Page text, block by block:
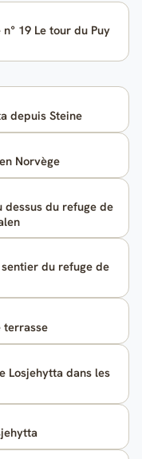
19 Le tour du Puy
depuis Steine
Norvège
dessus du refuge de
du refuge de
terrasse
Losjehytta dans les